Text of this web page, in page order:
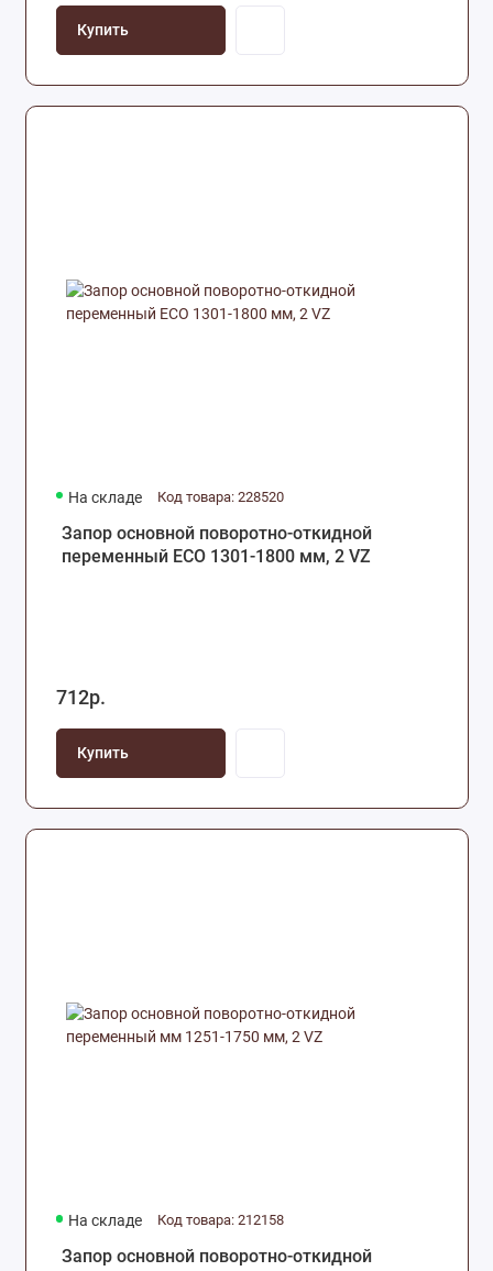
Купить
На складе Код товара: 228520
Запор основной поворотно-откидной
переменный ECO 1301-1800 мм, 2 VZ
712р.
Купить
На складе Код товара: 212158
Запор основной поворотно-откидной